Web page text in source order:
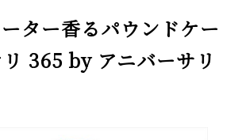
ター香るパウンドケー
365 by アニバーサリ